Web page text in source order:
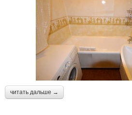
читать дальше →